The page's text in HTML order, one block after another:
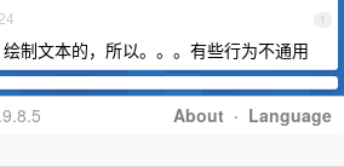
1
制文本的，所以。。。有些行为不通用
About · Language